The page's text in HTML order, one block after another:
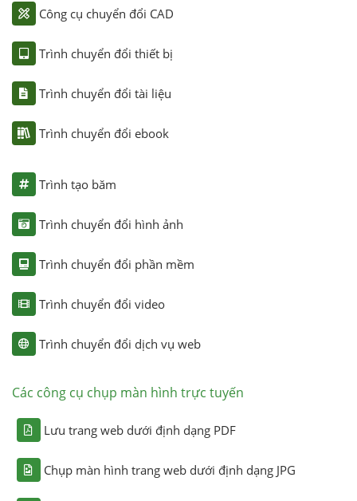
Công cụ chuyển đổi CAD
Trình chuyển đổi thiết bị
Trình chuyển đổi tài liệu
Trình chuyển đổi ebook
Trình tạo băm
Trình chuyển đổi hình ảnh
Trình chuyển đổi phần mềm
Trình chuyển đổi video
Trình chuyển đổi dịch vụ web
Các công cụ chụp màn hình trực tuyến
Lưu trang web dưới định dạng PDF
Chụp màn hình trang web dưới định dạng JPG